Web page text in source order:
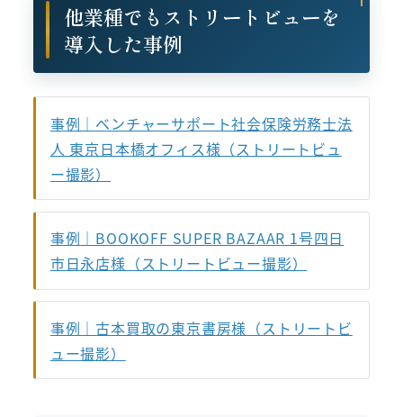
他業種でもストリートビューを
導入した事例
事例｜ベンチャーサポート社会保険労務士法
人 東京日本橋オフィス様（ストリートビュ
ー撮影）
事例｜BOOKOFF SUPER BAZAAR 1号四日
市日永店様（ストリートビュー撮影）
事例｜古本買取の東京書房様（ストリートビ
ュー撮影）